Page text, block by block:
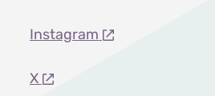
Instagram
X